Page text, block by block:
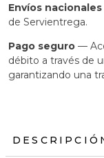
Envíos nacionales
de Servientrega.
Pago seguro —
débito a través de
garantizando una